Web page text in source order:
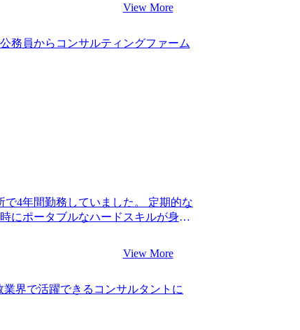
ートをしてくれたので、自分も転
した。 妥協せずに、自分でリサー
えたことです。コンサルティングフ
さんが圧倒的に求人数や知見が
ェントさんに出会えたからこそ、
ったことです。現職の繁忙期と重な
てくれたおかげで、何とか乗り越
、転職後は年収700万円になりまし
トに立ってお客様と話すことはな
ないといけないという思いに駆ら
、まずはスキルセットを磨くこと
が積めたのでこのタイミングで転職
、ITコンサルタントへの転職で悩ん
ときにコンサルのほうが伸び幅が見
コンサルタントの方が良いと思
した。試しにお話を聞いてみたとこ
が知らなかったことを詳細に教えて
転職先をSIer業界かコンサルティ
保さんは強引にコンサルティング
してくれるような姿勢で対応して
剣に私の幸せを考えたうえでのサ
任せしたいと即決しました。 私の
コンサルタント未経験の方の割合
ついて丁寧に教えてもらえたの
いただけました。将来また転職す
。 ITコンサルティングファームに
たことです。職務経歴書の修正につ
をたくさんもらえたので、とても
View More
務員からコンサルティングファーム
4年間勤務していました。 定期的な
にポータブルなハードスキルが身に
動を始めました。 ハードスキルと
所属する組織を問わず活躍できる
ントを第一志望としていました。 5
ことは一つの決め手になりました。
View More
界で活躍できるコンサルタントに